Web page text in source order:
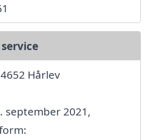
Hårlev
september 2021,